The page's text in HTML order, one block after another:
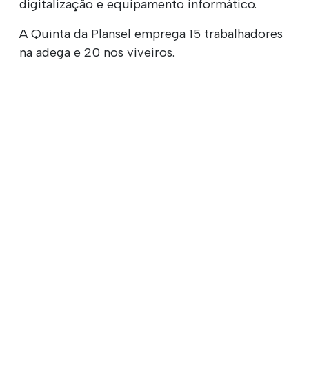
digitalização e equipamento informático.
A Quinta da Plansel emprega 15 trabalhadores
na adega e 20 nos viveiros.